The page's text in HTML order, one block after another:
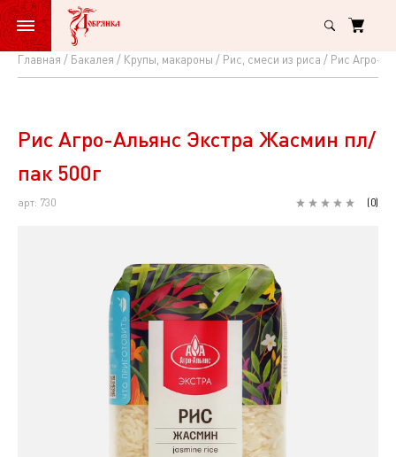
Главная Бакалея Крупы, макароны Рис, смеси из риса Рис Агро-
Рис
Альянс
Экстра
Жасмин
Рис Агро-Альянс Экстра Жасмин пл/
пак 500г
арт: 730 (0)